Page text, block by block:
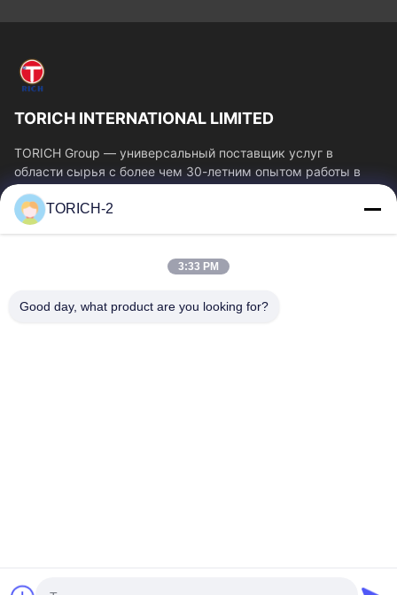
TORICH INTERNATIONAL LIMITED
TORICH Group — универсальный поставщик услуг в
области сырья с более чем 30-летним опытом работы в
производстве, исследованиях и разработках,...
Быстрые Ссылки
О Компании
Наша Фабрика
Контроль Качества
TORICH-2
3:33 PM
Good day, what product are you looking for?